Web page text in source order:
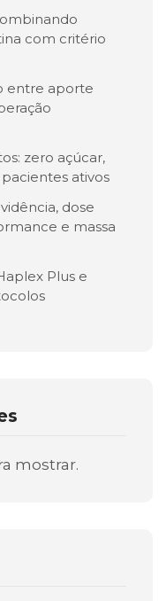
com critério
entre aporte
zero açúcar,
ativos
dose
e massa
Plus e
mostrar.